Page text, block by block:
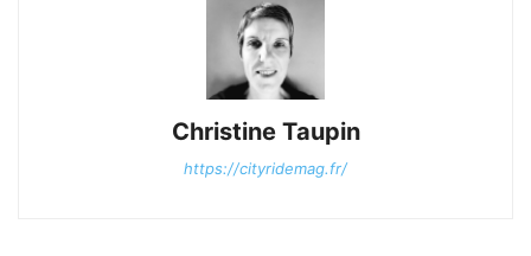
Christine Taupin
https://cityridemag.fr/